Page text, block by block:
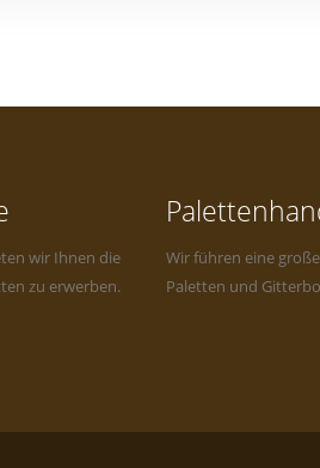
wir Ihnen die
zu erwerben.
Wir führen eine
Paletten und